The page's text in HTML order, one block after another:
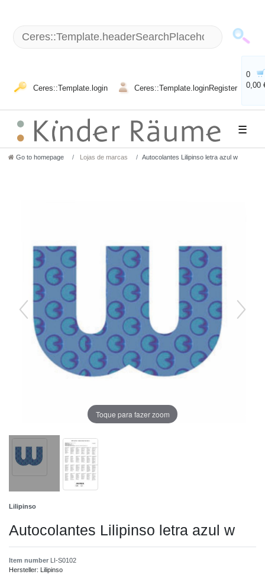
Ceres::Template.login Ceres::Template.loginRegister
0
0,00
☰
Go to homepage Lojas de marcas Autocolantes Lilipinso letra azul w
Toque para fazer zoom
Lilipinso
Autocolantes Lilipinso letra azul w
Item number LI-S0102
Hersteller: Lilipinso